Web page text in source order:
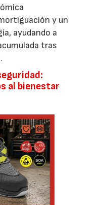
y un
ayudando a
tras
al bienestar